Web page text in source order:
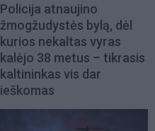
Policija atnaujino
žmogžudystės bylą, dėl
kurios nekaltas vyras
kalėjo 38 metus – tikrasis
kaltininkas vis dar
ieškomas